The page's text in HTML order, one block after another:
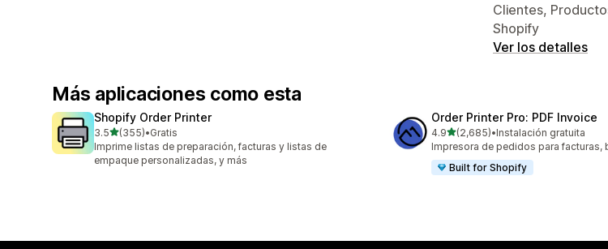
Clientes,
Shopify
Ver los detalles
Más aplicaciones como esta
Shopify Order Printer
3.5de 5 estrellas
(355)
355 reseñas en total
•Gratis
Imprime listas de preparación, facturas y listas de
empaque personalizadas, y más
Order Printer Pro: PDF Invoice
4.9de 5 estrellas
(2,685)
2685 reseñas en total
•Instalación gratuita
Impresora de pedidos para facturas,
Built for Shopify